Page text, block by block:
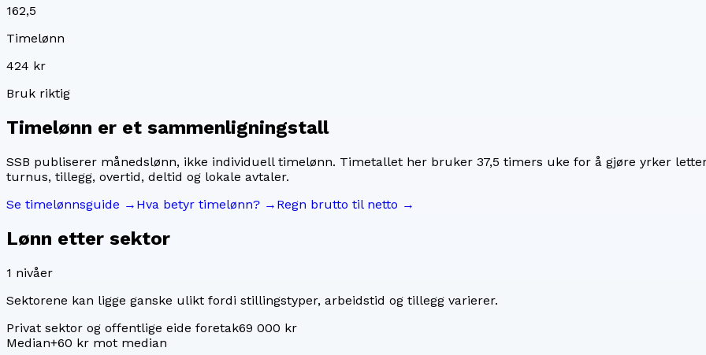
162,5
Timelønn
424 kr
Bruk riktig
Timelønn er et sammenligningstall
SSB publiserer månedslønn, ikke individuell timelønn. Timetallet her bruker 37,5 timers uke for å gjøre yrker
turnus, tillegg, overtid, deltid og lokale avtaler.
Se timelønnsguide → Hva betyr timelønn? → Regn brutto til netto →
Lønn etter sektor
1 nivåer
Sektorene kan ligge ganske ulikt fordi stillingstyper, arbeidstid og tillegg varierer.
Privat sektor og offentlige eide foretak69 000 kr
Median+60 kr mot median